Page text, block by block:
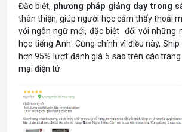
Đặc biệt, phương pháp giảng dạy trong
thân thiện, giúp người học cảm thấy thoải
với ngôn ngữ mới, đặc biệt đối với những
học tiếng Anh. Cũng chính vì điều này,
hơn 95% lượt đánh giá 5 sao trên các
mại điện tử.